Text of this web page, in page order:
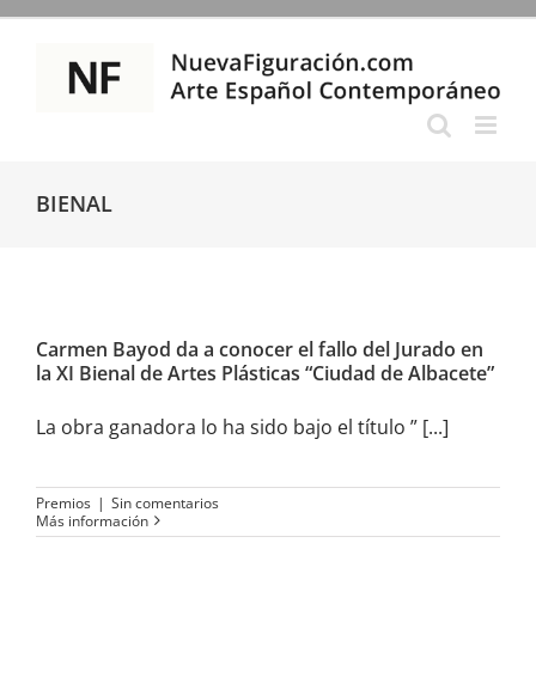
Saltar
contenido
BIENAL
de Artes Plásticas “Ciudad de
Albacete”
Carmen Bayod da a conocer el fallo del Jurado en
la XI Bienal de Artes Plásticas “Ciudad de Albacete”
La obra ganadora lo ha sido bajo el título ” [...]
Premios | Sin comentarios
Más información